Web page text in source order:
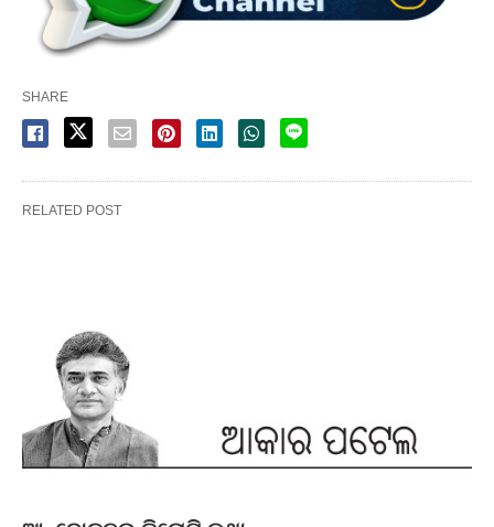
SHARE
RELATED POST